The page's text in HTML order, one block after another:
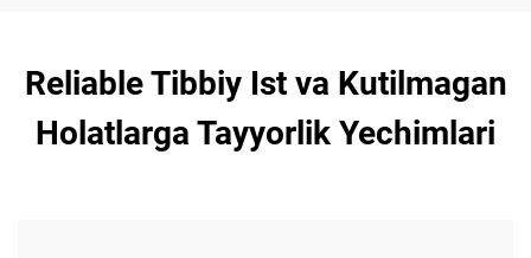
Reliable Tibbiy Ist va Kutilmagan
Holatlarga Tayyorlik Yechimlari